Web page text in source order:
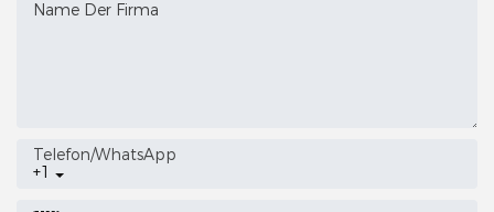
Name Der Firma
+1
Telefon/WhatsApp